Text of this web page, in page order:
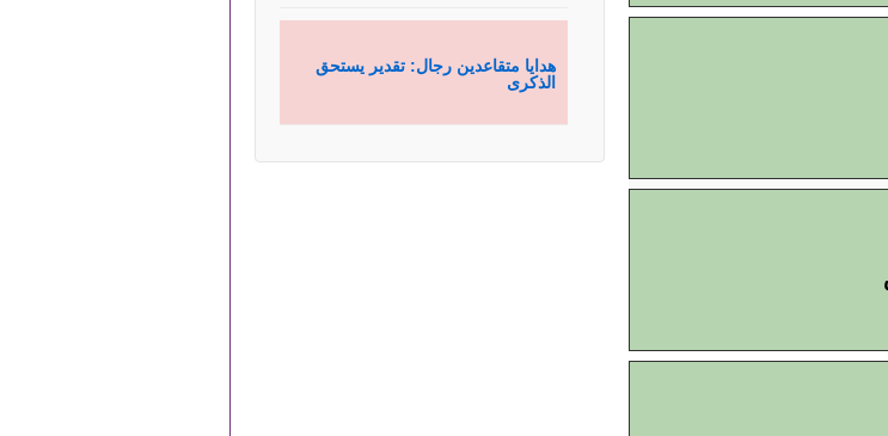
هدايا متقاعدين رجال: تقدير يستحق
الذكرى